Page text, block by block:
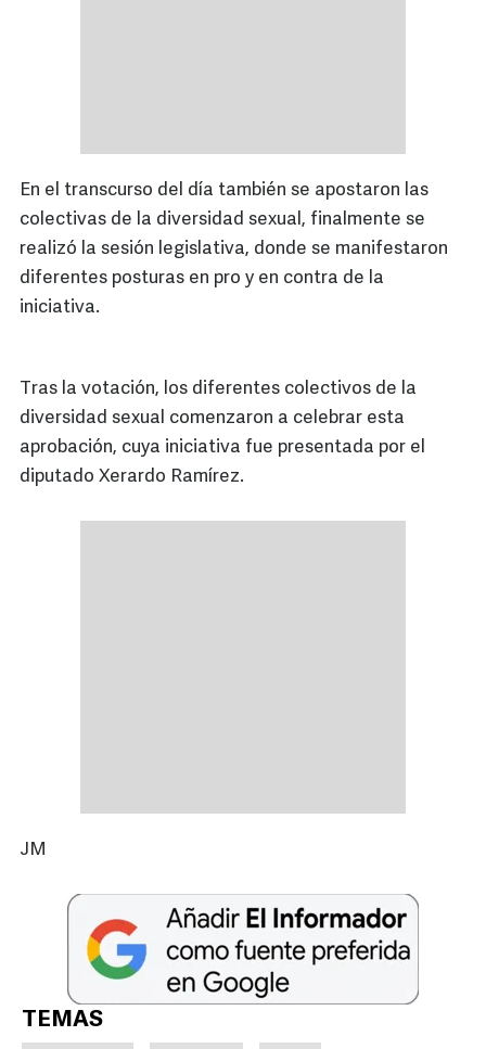
En el transcurso del día también se apostaron las
colectivas de la diversidad sexual, finalmente se
realizó la sesión legislativa, donde se manifestaron
diferentes posturas en pro y en contra de la
iniciativa.
Tras la votación, los diferentes colectivos de la
diversidad sexual comenzaron a celebrar esta
aprobación, cuya iniciativa fue presentada por el
diputado Xerardo Ramírez.
JM
TEMAS